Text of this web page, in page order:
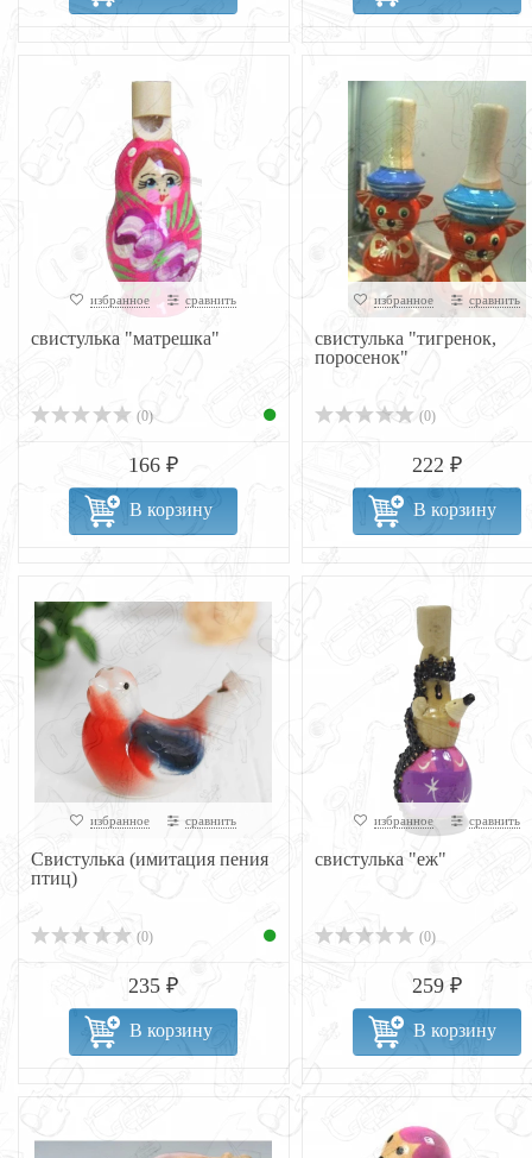
избранное сравнить
свистулька "матрешка"
(0)
166 ₽
В корзину
избранное сравнить
свистулька "тигренок,
поросенок"
(0)
222 ₽
В корзину
избранное сравнить
Свистулька (имитация пения
птиц)
(0)
235 ₽
В корзину
избранное сравнить
свистулька "еж"
(0)
259 ₽
В корзину